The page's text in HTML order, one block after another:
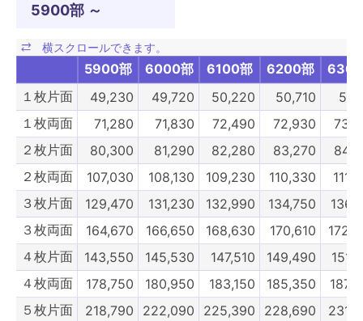
８枚両面
９枚片面
265,710 270,160
326,040 330,880 335,830 340,780
10枚片面
291,830 296,780 301,730 306,680
10枚両面
356,180 361,680 367,180 372,680
4900部
5000部 5100部 5200部
5900部 ～
5900部 6000部 6100部 6200部
１枚片面
49,230 49,720 50,220 50,710
１枚両面
71,280 71,830 72,490 72,930
２枚片面
80,300 81,290 82,280 83,270
２枚両面
107,030 108,130 109,230 110,330
３枚片面
129,470 131,230 132,990 134,750
３枚両面
164,670 166,650 168,630 170,610
４枚片面
143,550 145,530 147,510 149,490
４枚両面
178,750 180,950 183,150 185,350
５枚片面
218,790 222,090 225,390 228,690